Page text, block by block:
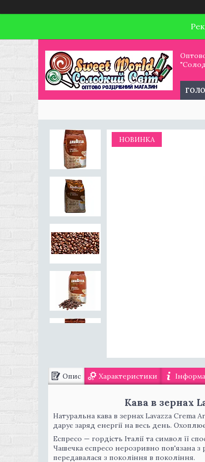
НОВИНКА
Опис Характеристики
Кава в зернах
Натуральна кава в зернах Lavazza
дарує заряд енергії на весь день.
Еспресо — гордість Італії та символ її
Чашечка еспресо нерозривно пов'язана з
передавалася з покоління в покоління.